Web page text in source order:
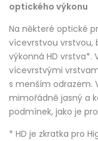
optického výkonu
Na některé optické
vícevrstvou vrstvou,
výkonná HD vrstva*.
vícevrstvými
s menším odrazem.
mimořádně jasný a
podmínek, jako je
* HD je zkratka pro